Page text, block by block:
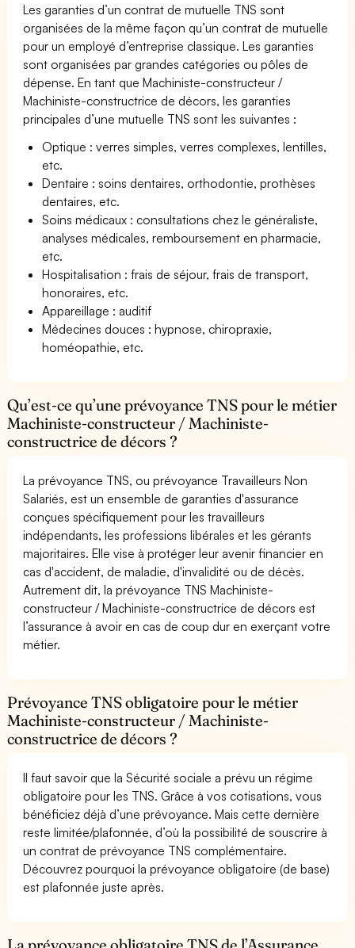
Les garanties d’un contrat de mutuelle TNS sont
organisées de la même façon qu’un contrat de mutuelle
pour un employé d’entreprise classique. Les garanties
sont organisées par grandes catégories ou pôles de
dépense. En tant que Machiniste-constructeur /
Machiniste-constructrice de décors, les garanties
principales d’une mutuelle TNS sont les suivantes :
Optique : verres simples, verres complexes, lentilles,
etc.
Dentaire : soins dentaires, orthodontie, prothèses
dentaires, etc.
Soins médicaux : consultations chez le généraliste,
analyses médicales, remboursement en pharmacie,
etc.
Hospitalisation : frais de séjour, frais de transport,
honoraires, etc.
Appareillage : auditif
Médecines douces : hypnose, chiropraxie,
homéopathie, etc.
Qu’est-ce qu’une prévoyance TNS pour le métier
Machiniste-constructeur / Machiniste-
constructrice de décors ?
La prévoyance TNS, ou prévoyance Travailleurs Non
Salariés, est un ensemble de garanties d'assurance
conçues spécifiquement pour les travailleurs
indépendants, les professions libérales et les gérants
majoritaires. Elle vise à protéger leur avenir financier en
cas d'accident, de maladie, d'invalidité ou de décès.
Autrement dit, la prévoyance TNS Machiniste-
constructeur / Machiniste-constructrice de décors est
l’assurance à avoir en cas de coup dur en exerçant votre
métier.
Prévoyance TNS obligatoire pour le métier
Machiniste-constructeur / Machiniste-
constructrice de décors ?
Il faut savoir que la Sécurité sociale a prévu un régime
obligatoire pour les TNS. Grâce à vos cotisations, vous
bénéficiez déjà d’une prévoyance. Mais cette dernière
reste limitée/plafonnée, d’où la possibilité de souscrire à
un contrat de prévoyance TNS complémentaire.
Découvrez pourquoi la prévoyance obligatoire (de base)
est plafonnée juste après.